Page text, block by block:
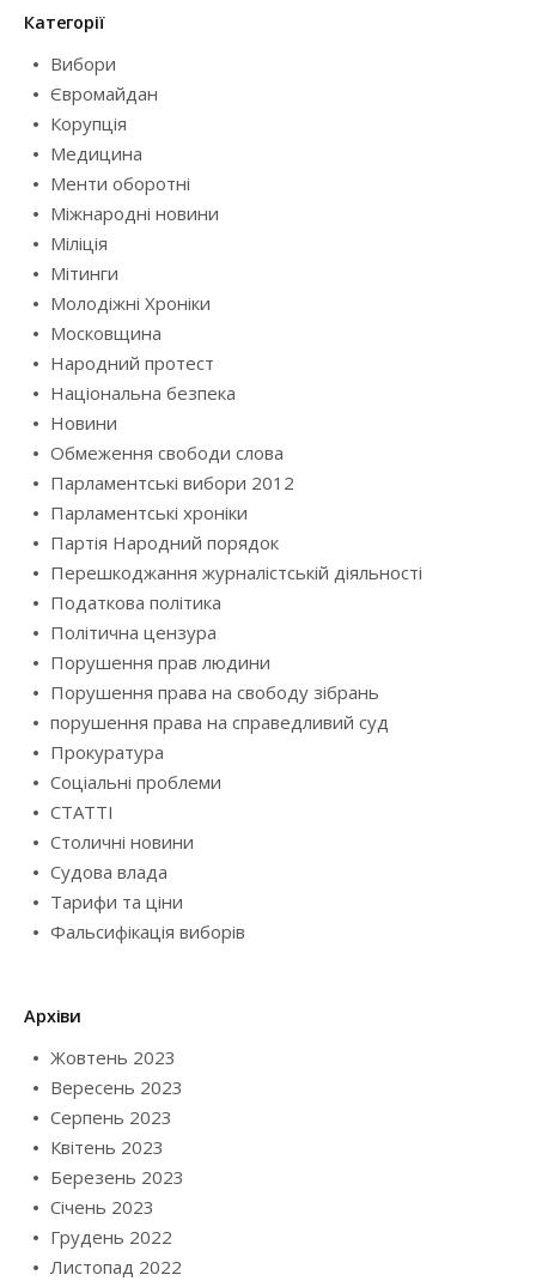
Категорії
Вибори
Євромайдан
Корупція
Медицина
Менти оборотні
Міжнародні новини
Міліція
Мітинги
Молодіжні Хроніки
Московщина
Народний протест
Національна безпека
Новини
Обмеження свободи слова
Парламентські вибори 2012
Парламентські хроніки
Партія Народний порядок
Перешкоджання журналістській діяльності
Податкова політика
Політична цензура
Порушення прав людини
Порушення права на свободу зібрань
порушення права на справедливий суд
Прокуратура
Соціальні проблеми
СТАТТІ
Столичні новини
Судова влада
Тарифи та ціни
Фальсифікація виборів
Архіви
Жовтень 2023
Вересень 2023
Серпень 2023
Квітень 2023
Березень 2023
Січень 2023
Грудень 2022
Листопад 2022